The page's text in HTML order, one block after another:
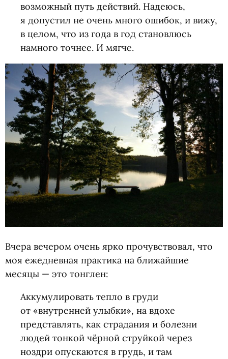
возможный путь действий. Надеюсь,
я допустил не очень много ошибок, и вижу,
в целом, что из года в год становлюсь
намного точнее. И мягче.
Вчера вечером очень ярко прочувствовал, что
моя ежедневная практика на ближайшие
месяцы — это тонглен:
Аккумулировать тепло в груди
от «внутренней улыбки», на вдохе
представлять, как страдания и болезни
людей тонкой чёрной струйкой через
ноздри опускаются в грудь, и там